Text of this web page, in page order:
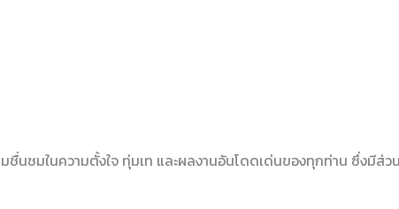
ชื่นชมในความตั้งใจ ทุ่มเท และผลงานอันโดดเด่นของทุกท่าน ซึ่งมีส่